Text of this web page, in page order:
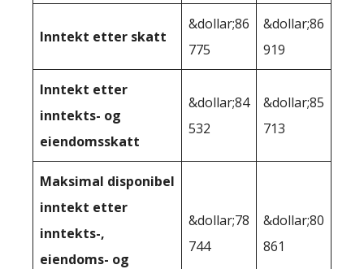
Inntekt etter skatt
&dollar;86
775
&dollar;86
919
Inntekt etter
inntekts- og
eiendomsskatt
&dollar;84
532
&dollar;85
713
Maksimal disponibel
inntekt etter
inntekts-,
eiendoms- og
&dollar;78
744
&dollar;80
861